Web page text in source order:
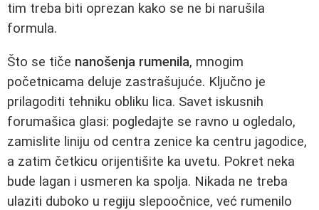
tim treba biti oprezan kako se ne bi narušila
formula.
Što se tiče nanošenja rumenila, mnogim
početnicama deluje zastrašujuće. Ključno je
prilagoditi tehniku obliku lica. Savet iskusnih
forumašica glasi: pogledajte se ravno u ogledalo,
zamislite liniju od centra zenice ka centru jagodice,
a zatim četkicu orijentišite ka uvetu. Pokret neka
bude lagan i usmeren ka spolja. Nikada ne treba
ulaziti duboko u regiju slepoočnice, već rumenilo